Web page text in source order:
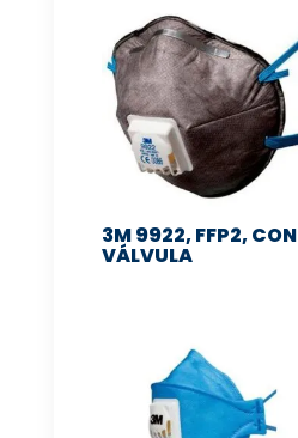
3M 9922, FFP2, CON
VÁLVULA